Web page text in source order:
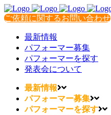
ご依頼に関するお問い合わせ
最新情報
パフォーマー募集
パフォーマーを探す
発表会について
最新情報
パフォーマー募集
パフォーマーを探す